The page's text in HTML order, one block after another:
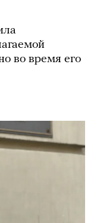
во время его